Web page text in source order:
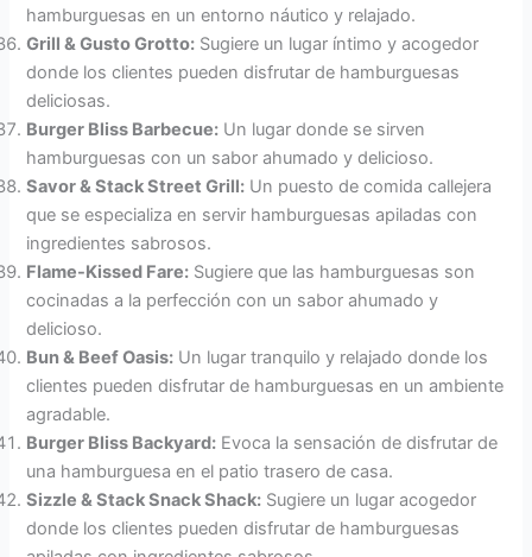
hamburguesas en un entorno náutico y relajado.
Grill & Gusto Grotto: Sugiere un lugar íntimo y acogedor
donde los clientes pueden disfrutar de hamburguesas
deliciosas.
Burger Bliss Barbecue: Un lugar donde se sirven
hamburguesas con un sabor ahumado y delicioso.
Savor & Stack Street Grill: Un puesto de comida callejera
que se especializa en servir hamburguesas apiladas con
ingredientes sabrosos.
Flame-Kissed Fare: Sugiere que las hamburguesas son
cocinadas a la perfección con un sabor ahumado y
delicioso.
Bun & Beef Oasis: Un lugar tranquilo y relajado donde los
clientes pueden disfrutar de hamburguesas en un ambiente
agradable.
Burger Bliss Backyard: Evoca la sensación de disfrutar de
una hamburguesa en el patio trasero de casa.
Sizzle & Stack Snack Shack: Sugiere un lugar acogedor
donde los clientes pueden disfrutar de hamburguesas